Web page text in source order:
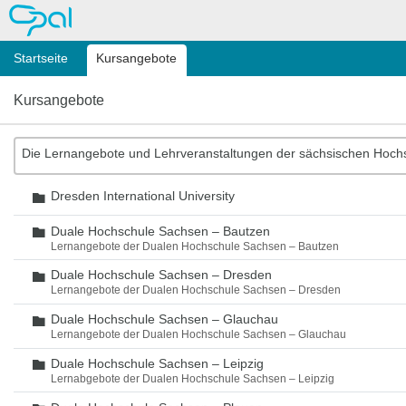
OPAL
Startseite Kursangebote
Kursangebote
Die Lernangebote und Lehrveranstaltungen der sächsischen
Ordner
Dresden International University
Ordner
Duale Hochschule Sachsen – Bautzen
Lernangebote der Dualen Hochschule Sachsen – Bautzen
Ordner
Duale Hochschule Sachsen – Dresden
Lernangebote der Dualen Hochschule Sachsen – Dresden
Ordner
Duale Hochschule Sachsen – Glauchau
Lernangebote der Dualen Hochschule Sachsen – Glauchau
Ordner
Duale Hochschule Sachsen – Leipzig
Lernabgebote der Dualen Hochschule Sachsen – Leipzig